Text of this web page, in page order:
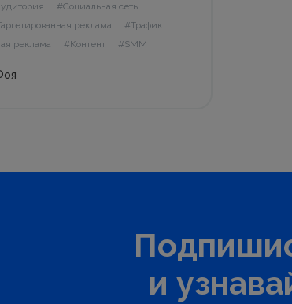
всегда срабатывает; ✓ с
создание таргетинга в
#Социальная сеть
реклама
#Трафик
реклама
#Контент #SMM
и